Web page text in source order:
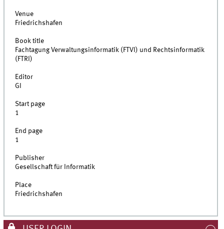
Venue
Friedrichshafen
Book title
Fachtagung Verwaltungsinformatik (FTVI) und Rechtsinformatik
(FTRI)
Editor
GI
Start page
1
End page
1
Publisher
Gesellschaft für Informatik
Place
Friedrichshafen